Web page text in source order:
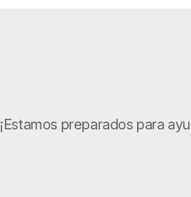
¡Estamos preparados para